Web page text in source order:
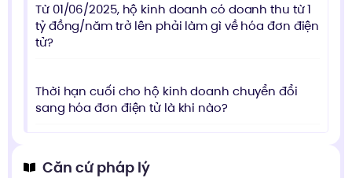
Từ 01/06/2025, hộ kinh doanh có doanh thu từ 1
tỷ đồng/năm trở lên phải làm gì về hóa đơn điện
tử?
Thời hạn cuối cho hộ kinh doanh chuyển đổi
sang hóa đơn điện tử là khi nào?
Căn cứ pháp lý